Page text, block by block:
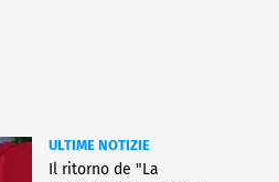
ULTIME NOTIZIE
Il ritorno de "La